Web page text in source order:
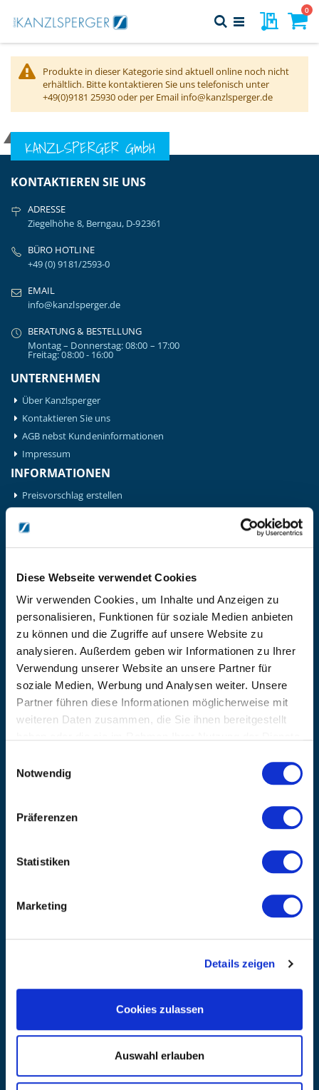
Diese Webseite verwendet Cookies
Wir verwenden Cookies, um Inhalte und Anzeigen zu
personalisieren, Funktionen für soziale Medien anbieten
zu können und die Zugriffe auf unsere Website zu
analysieren. Außerdem geben wir Informationen zu Ihrer
Verwendung unserer Website an unsere Partner für
soziale Medien, Werbung und Analysen weiter. Unsere
Partner führen diese Informationen möglicherweise mit
weiteren Daten zusammen, die Sie ihnen bereitgestellt
Notwendig
Präferenzen
Statistiken
Marketing
Details zeigen
Cookies zulassen
Auswahl erlauben
zum
Inhalt
0
Meine
Navigation
Suche
Produkte in dieser Kategorie sind aktuell online noch nicht
erhältlich. Bitte kontaktieren Sie uns telefonisch unter
+49(0)9181 25930 oder per Email info@kanzlsperger.de
KANZLSPERGER GmbH
KONTAKTIEREN SIE UNS
ADRESSE
Ziegelhöhe 8, Berngau, D-92361
BÜRO HOTLINE
+49 (0) 9181/2593-0
EMAIL
info@kanzlsperger.de
BERATUNG & BESTELLUNG
Montag – Donnerstag: 08:00 – 17:00
Freitag: 08:00 - 16:00
UNTERNEHMEN
Über Kanzlsperger
Kontaktieren Sie uns
AGB nebst Kundeninformationen
Impressum
INFORMATIONEN
Preisvorschlag erstellen
Zahlungsbedingungen
Datenschutzerklärung
Batterieentsorgung & Entsorgung Elektrogeräte
BLEIBE AUF DEM LAUFENDEN
Erhalten Sie die neuesten Informationen zu Veranstaltungen,
Verkäufen und Angeboten. Melden Sie sich noch heute für unseren
Newsletter an.(Datenschutzbestimmungen)
GO!
TOP MARKEN
Artzt-Vitality
Compex
formula Müller-Wohlfahrt
Garmin
Igloo
Nohrd
Schupp